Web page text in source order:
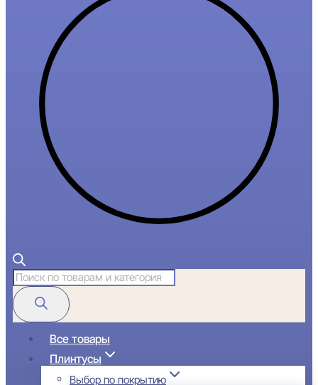
Поиск
товаров
Все товары
Плинтусы
Выбор по покрытию